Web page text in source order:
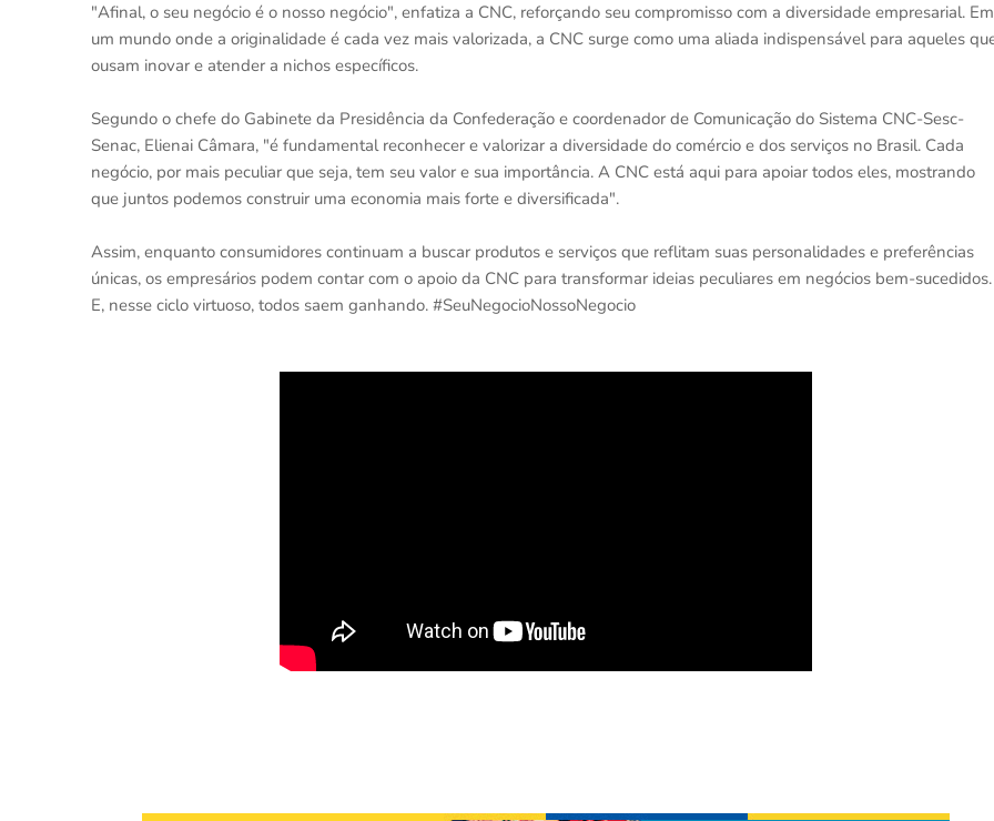
"Afinal, o seu negócio é o nosso negócio", enfatiza a CNC, reforçando seu compromisso com a diversidade empresarial. Em
um mundo onde a originalidade é cada vez mais valorizada, a CNC surge como uma aliada indispensável para aqueles
ousam inovar e atender a nichos específicos.
Segundo o chefe do Gabinete da Presidência da Confederação e coordenador de Comunicação do Sistema CNC-Sesc-
Senac, Elienai Câmara, "é fundamental reconhecer e valorizar a diversidade do comércio e dos serviços no Brasil. Cada
negócio, por mais peculiar que seja, tem seu valor e sua importância. A CNC está aqui para apoiar todos eles, mostrando
que juntos podemos construir uma economia mais forte e diversificada".
Assim, enquanto consumidores continuam a buscar produtos e serviços que reflitam suas personalidades e preferências
únicas, os empresários podem contar com o apoio da CNC para transformar ideias peculiares em negócios bem-sucedidos.
E, nesse ciclo virtuoso, todos saem ganhando. #SeuNegocioNossoNegocio